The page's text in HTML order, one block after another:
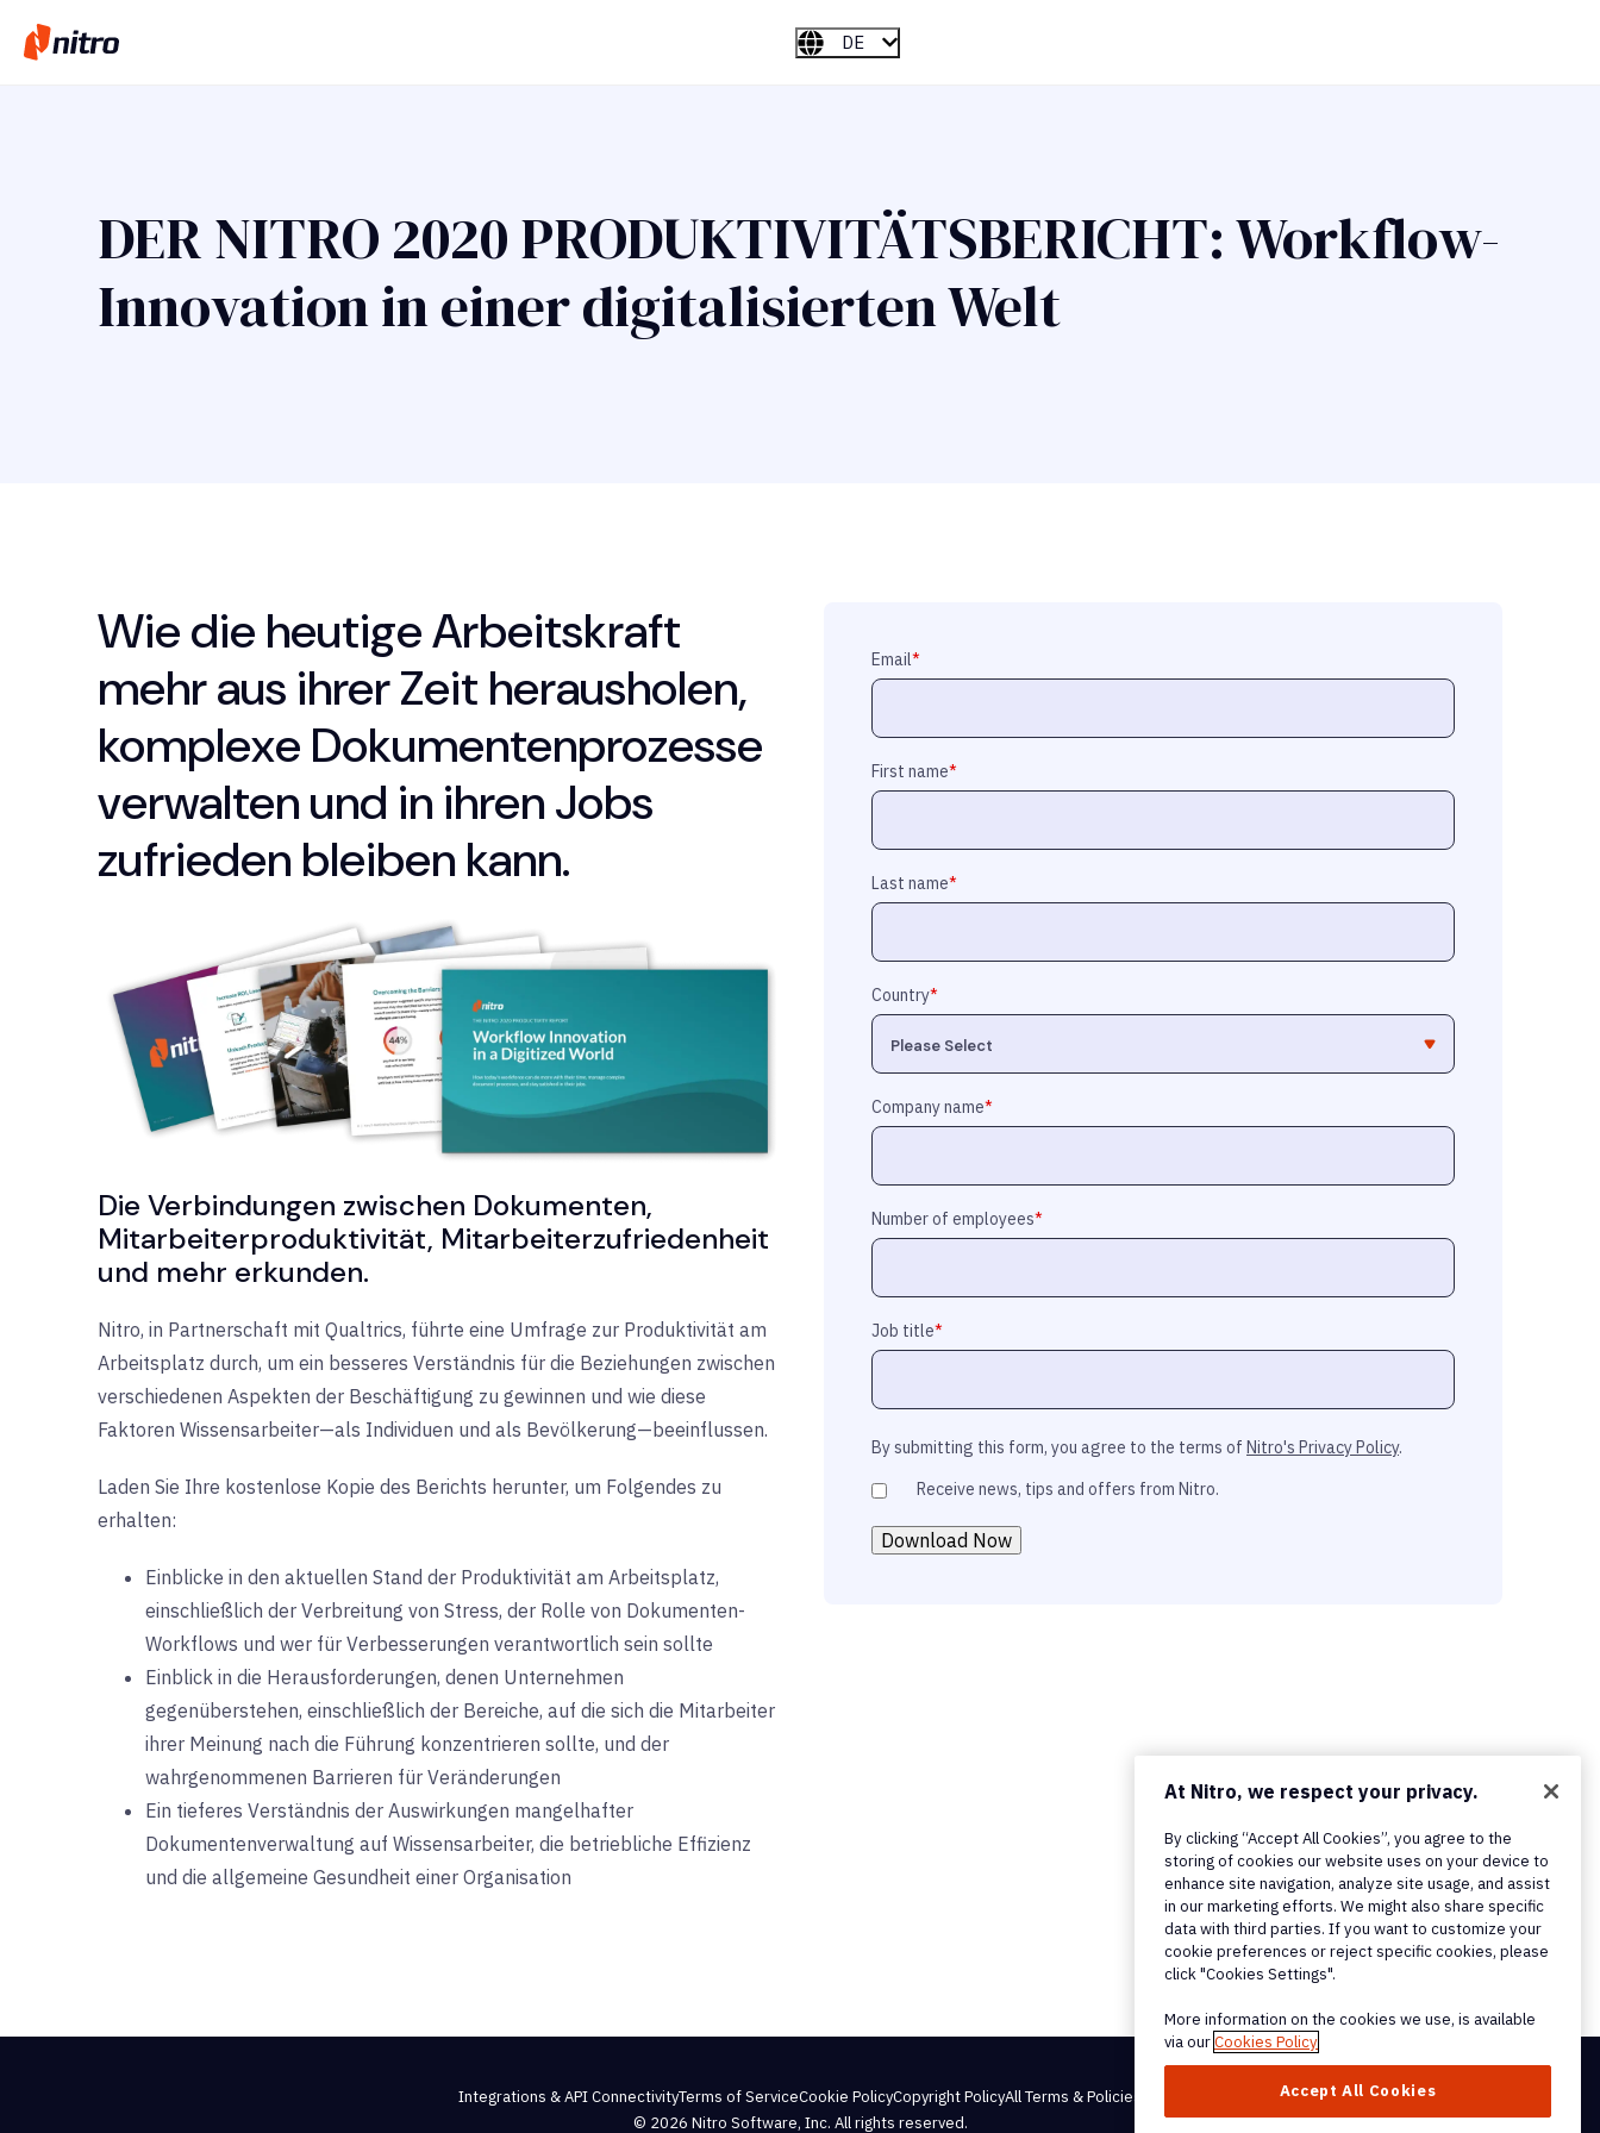
DE
DER NITRO 2020 PRODUKTIVITÄTSBERICHT: Workflow-
Innovation in einer digitalisierten Welt
Wie die heutige Arbeitskraft
mehr aus ihrer Zeit herausholen,
komplexe Dokumentenprozesse
verwalten und in ihren Jobs
zufrieden bleiben kann.
Die Verbindungen zwischen Dokumenten,
Mitarbeiterproduktivität, Mitarbeiterzufriedenheit
und mehr erkunden.
Nitro, in Partnerschaft mit Qualtrics, führte eine Umfrage zur Produktivität am
Arbeitsplatz durch, um ein besseres Verständnis für die Beziehungen zwischen
verschiedenen Aspekten der Beschäftigung zu gewinnen und wie diese
Faktoren Wissensarbeiter—als Individuen und als Bevölkerung—beeinflussen.
Laden Sie Ihre kostenlose Kopie des Berichts herunter, um Folgendes zu
erhalten:
Einblicke in den aktuellen Stand der Produktivität am Arbeitsplatz,
einschließlich der Verbreitung von Stress, der Rolle von Dokumenten-
Workflows und wer für Verbesserungen verantwortlich sein sollte
Einblick in die Herausforderungen, denen Unternehmen
gegenüberstehen, einschließlich der Bereiche, auf die sich die Mitarbeiter
ihrer Meinung nach die Führung konzentrieren sollte, und der
wahrgenommenen Barrieren für Veränderungen
Ein tieferes Verständnis der Auswirkungen mangelhafter
Dokumentenverwaltung auf Wissensarbeiter, die betriebliche Effizienz
und die allgemeine Gesundheit einer Organisation
Email*
First name*
Last name*
Country*
Company name*
Number of employees*
Job title*
By submitting this form, you agree to the terms of Nitro's Privacy Policy.
Receive news, tips and offers from Nitro.
Integrations & API ConnectivityTerms of ServiceCookie PolicyCopyright PolicyAll Terms & Policies
© 2026 Nitro Software, Inc. All rights reserved.
At Nitro, we respect your privacy.
By clicking “Accept All Cookies”, you agree to the
storing of cookies our website uses on your device to
enhance site navigation, analyze site usage, and assist
in our marketing efforts. We might also share specific
data with third parties. If you want to customize your
cookie preferences or reject specific cookies, please
click "Cookies Settings".
More information on the cookies we use, is available
via ourCookies Policy
Accept All Cookies